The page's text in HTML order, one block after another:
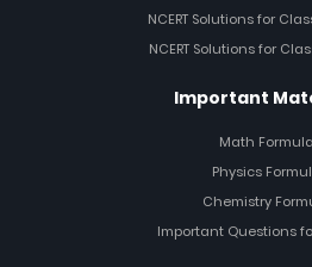
NCERT Solutions for
NCERT Solutions for
Important
Math Formula
Physics
Chemistry
Important Questions